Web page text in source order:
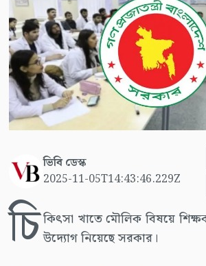
ভিবি ডেস্ক
2025-11-05T14:43:46.229Z
চিকিৎসা খাতে মৌলিক বিষয়ে
উদ্যোগ নিয়েছে সরকার।